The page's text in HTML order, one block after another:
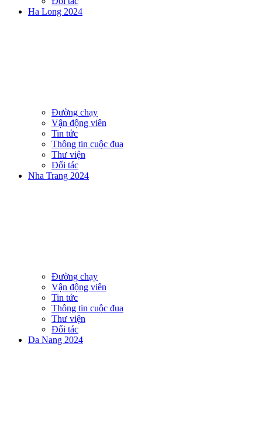
Ha Long 2024
Đường chạy
Vận động viên
Tin tức
Thông tin cuộc đua
Thư viện
Đối tác
Nha Trang 2024
Đường chạy
Vận động viên
Tin tức
Thông tin cuộc đua
Thư viện
Đối tác
Da Nang 2024